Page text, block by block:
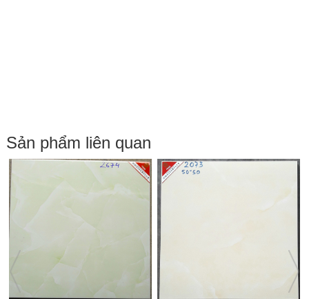
Sản phẩm liên quan